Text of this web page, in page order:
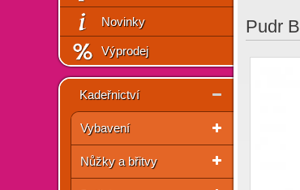
Novinky
Výprodej
Kadeřnictví
Vybavení
Nůžky a břitvy
Pudr